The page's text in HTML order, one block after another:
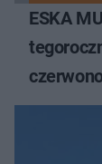
ESKA